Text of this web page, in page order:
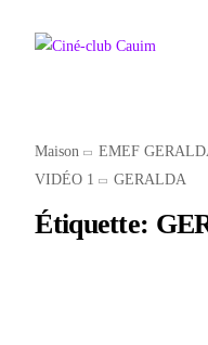
Maison
EMEF
VIDÉO 1
GERALDA
Étiquette: